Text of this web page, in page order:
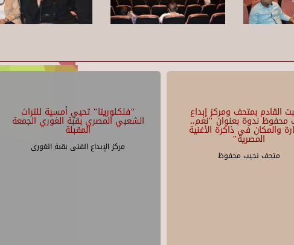
"فلكلوريتا" تحيي أمسية للتراث
الشعبي المصري بقبة الغوري الجمعة
المقبلة
مركز الإبداع الفنى بقبة الغورى
القادم بمتحف ومركز إبداع
محفوظ ندوة بعنوان "نغم..
والمكان في ذاكرة الأغنية
المصرية"
متحف نجيب محفوظ